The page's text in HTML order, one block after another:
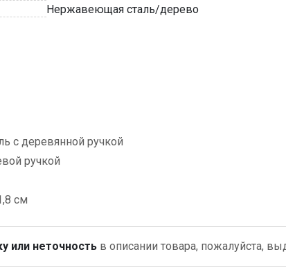
Нержавеющая сталь/дерево
с деревянной ручкой
ручкой
см
или неточность в описании товара, пожалуйста,